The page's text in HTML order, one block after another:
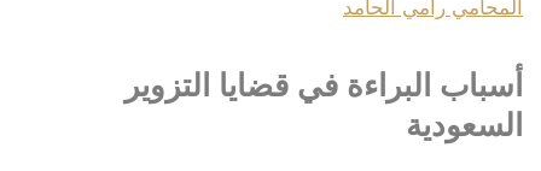
المحامي رامي الحامد
أسباب البراءة في قضايا التزوير
السعودية